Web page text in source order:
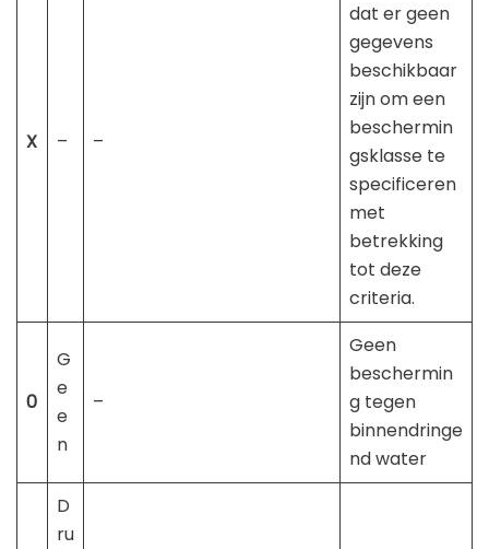
X – –
dat er geen
gegevens
beschikbaar
zijn om een ​​
beschermin
gsklasse te
specificeren
met
betrekking
tot deze
criteria.
0
G
e
e
n
–
Geen
beschermin
g tegen
binnendringe
nd water
D
ru